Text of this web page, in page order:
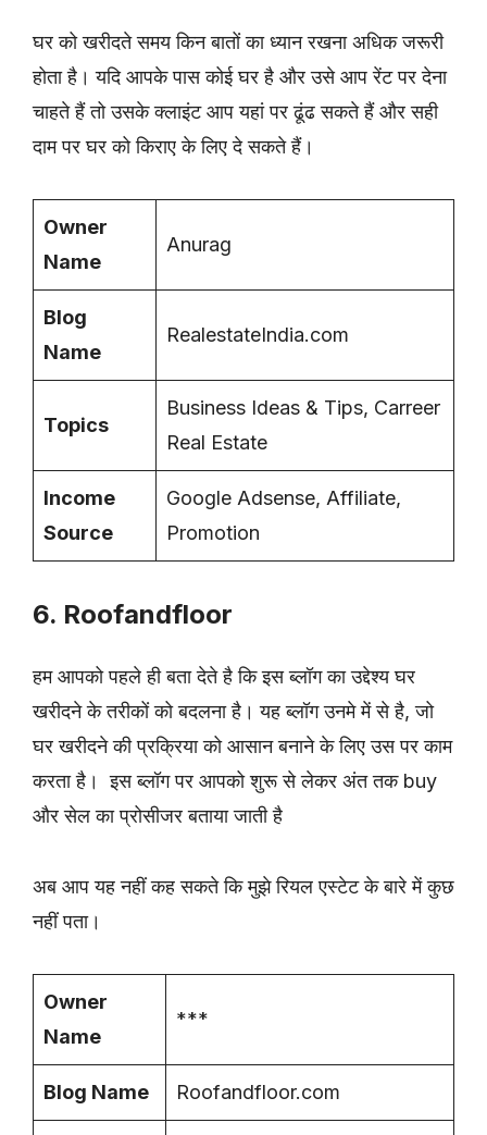
घर को खरीदते समय किन बातों का ध्यान रखना अधिक जरूरी
होता है। यदि आपके पास कोई घर है और उसे आप रेंट पर देना
चाहते हैं तो उसके क्लाइंट आप यहां पर ढूंढ सकते हैं और सही
दाम पर घर को किराए के लिए दे सकते हैं।
Owner
Name
Anurag
Blog
Name
RealestateIndia.com
Topics
Business Ideas & Tips, Carreer
Real Estate
Income
Source
Google Adsense, Affiliate,
Promotion
6. Roofandfloor
हम आपको पहले ही बता देते है कि इस ब्लॉग का उद्देश्य घर
खरीदने के तरीकों को बदलना है। यह ब्लॉग उनमे में से है, जो
घर खरीदने की प्रक्रिया को आसान बनाने के लिए उस पर काम
करता है। इस ब्लॉग पर आपको शुरू से लेकर अंत तक buy
और सेल का प्रोसीजर बताया जाती है
अब आप यह नहीं कह सकते कि मुझे रियल एस्टेट के बारे में कुछ
नहीं पता।
Owner
Name
***
Blog Name Roofandfloor.com